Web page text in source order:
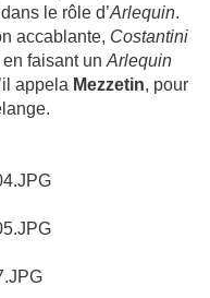
le rôle d’Arlequin.
accablante, Costantini
faisant un Arlequin
appela Mezzetin, pour